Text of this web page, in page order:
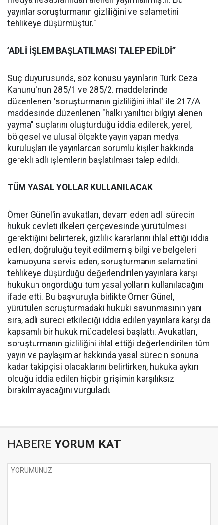
yayınlar soruşturmanın gizliliğini ve selametini
tehlikeye düşürmüştür."
’ADLİ İŞLEM BAŞLATILMASI TALEP EDİLDİ’’
Suç duyurusunda, söz konusu yayınların Türk Ceza
Kanunu'nun 285/1 ve 285/2. maddelerinde
düzenlenen "soruşturmanın gizliliğini ihlal" ile 217/A
maddesinde düzenlenen "halkı yanıltıcı bilgiyi alenen
yayma" suçlarını oluşturduğu iddia edilerek, yerel,
bölgesel ve ulusal ölçekte yayın yapan medya
kuruluşları ile yayınlardan sorumlu kişiler hakkında
gerekli adli işlemlerin başlatılması talep edildi.
TÜM YASAL YOLLAR KULLANILACAK
Ömer Günel'in avukatları, devam eden adli sürecin
hukuk devleti ilkeleri çerçevesinde yürütülmesi
gerektiğini belirterek, gizlilik kararlarını ihlal ettiği iddia
edilen, doğruluğu teyit edilmemiş bilgi ve belgeleri
kamuoyuna servis eden, soruşturmanın selametini
tehlikeye düşürdüğü değerlendirilen yayınlara karşı
hukukun öngördüğü tüm yasal yolların kullanılacağını
ifade etti. Bu başvuruyla birlikte Ömer Günel,
yürütülen soruşturmadaki hukuki savunmasının yanı
sıra, adli süreci etkilediği iddia edilen yayınlara karşı da
kapsamlı bir hukuk mücadelesi başlattı. Avukatları,
soruşturmanın gizliliğini ihlal ettiği değerlendirilen tüm
yayın ve paylaşımlar hakkında yasal sürecin sonuna
kadar takipçisi olacaklarını belirtirken, hukuka aykırı
olduğu iddia edilen hiçbir girişimin karşılıksız
bırakılmayacağını vurguladı.
HABERE YORUM KAT